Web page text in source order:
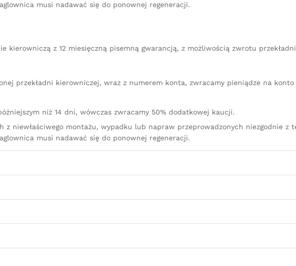
musi nadawać się do ponownej regeneracji.
kierowniczą z 12 miesięczną pisemną gwarancją, z możliwością zwrotu
przekładni kierowniczej, wraz z numerem konta, zwracamy pieniądze na konto
niż 14 dni, wówczas zwracamy 50% dodatkowej kaucji.
z niewłaściwego montażu, wypadku lub napraw przeprowadzonych niezgodnie z
musi nadawać się do ponownej regeneracji.